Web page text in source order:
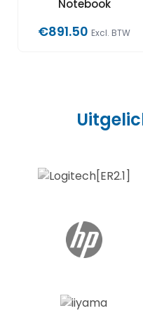
Notebook
€891.50 Excl. BTW